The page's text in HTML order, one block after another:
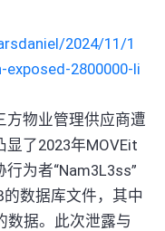
2024/11/1
2800000-li
方物业管理供应商遭
了2023年MOVEit
为者“Nam3L3ss”
数据库文件，其中
数据。此次泄露与